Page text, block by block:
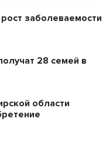
заболеваемости
28 семей в
области